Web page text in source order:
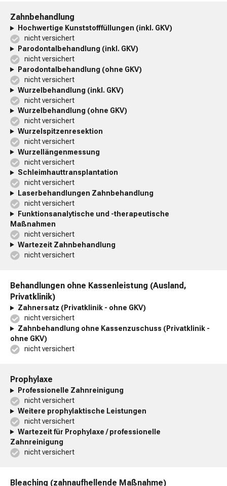
Zahnbehandlung
Hochwertige Kunststofffüllungen (inkl. GKV)
nicht versichert
Parodontalbehandlung (inkl. GKV)
nicht versichert
Parodontalbehandlung (ohne GKV)
nicht versichert
Wurzelbehandlung (inkl. GKV)
nicht versichert
Wurzelbehandlung (ohne GKV)
nicht versichert
Wurzelspitzenresektion
nicht versichert
Wurzellängenmessung
nicht versichert
Schleimhauttransplantation
nicht versichert
Laserbehandlungen Zahnbehandlung
nicht versichert
Funktionsanalytische und -therapeutische
Maßnahmen
nicht versichert
Wartezeit Zahnbehandlung
nicht versichert
Behandlungen ohne Kassenleistung (Ausland,
Privatklinik)
Zahnersatz (Privatklinik - ohne GKV)
nicht versichert
Zahnbehandlung ohne Kassenzuschuss (Privatklinik -
ohne GKV)
nicht versichert
Prophylaxe
Professionelle Zahnreinigung
nicht versichert
Weitere prophylaktische Leistungen
nicht versichert
Wartezeit für Prophylaxe / professionelle
Zahnreinigung
nicht versichert
Bleaching (zahnaufhellende Maßnahme)